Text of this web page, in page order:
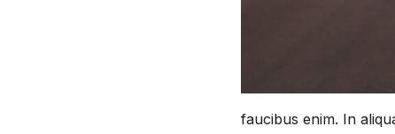
faucibus enim. In